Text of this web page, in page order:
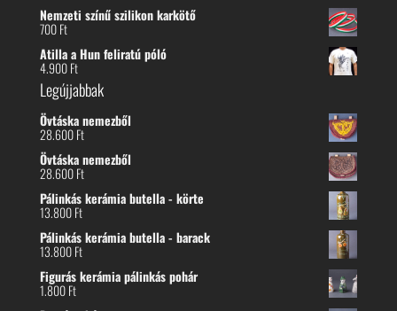
Nemzeti színű szilikon karkötő
700Ft
Atilla a Hun feliratú póló
4.900Ft
Legújjabbak
Övtáska nemezből
28.600Ft
Övtáska nemezből
28.600Ft
Pálinkás kerámia butella - körte
13.800Ft
Pálinkás kerámia butella - barack
13.800Ft
Figurás kerámia pálinkás pohár
1.800Ft